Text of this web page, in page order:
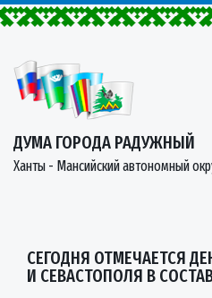
ДУМА ГОРОДА РАДУЖНЫЙ
Ханты - Мансийский автономный
СЕГОДНЯ ОТМЕЧАЕТСЯ
И СЕВАСТОПОЛЯ В